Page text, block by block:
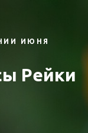
ИЮНЯ
Рейки